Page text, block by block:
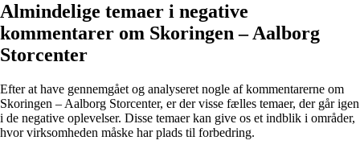
Almindelige temaer i negative
kommentarer om Skoringen – Aalborg
Storcenter
Efter at have gennemgået og analyseret nogle af kommentarerne om
Skoringen – Aalborg Storcenter, er der visse fælles temaer, der går igen
i de negative oplevelser. Disse temaer kan give os et indblik i områder,
hvor virksomheden måske har plads til forbedring.